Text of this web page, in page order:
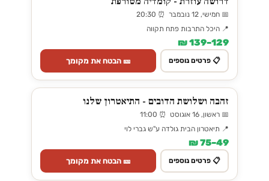
📅 חמישי, 12 נובמבר ⏰ 20:30
📍 היכל התרבות פתח תקווה
129–139 ₪
📋 פרטים נוספים 🎫 הבטח את מקומך
זהבה ושלושת הדובים - התיאטרון שלנו
📅 ראשון, 16 אוגוסט ⏰ 11:00
📍 תיאטרון הבית גולדה ע"ש גברי לוי
49–75 ₪
📋 פרטים נוספים 🎫 הבטח את מקומך